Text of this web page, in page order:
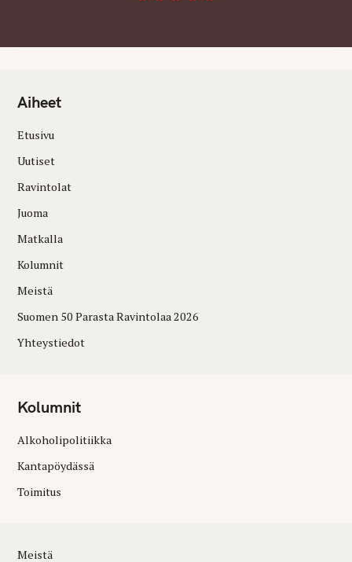
Aiheet
Etusivu
Uutiset
Ravintolat
Juoma
Matkalla
Kolumnit
Meistä
Suomen 50 Parasta Ravintolaa 2026
Yhteystiedot
Kolumnit
Alkoholipolitiikka
Kantapöydässä
Toimitus
Meistä